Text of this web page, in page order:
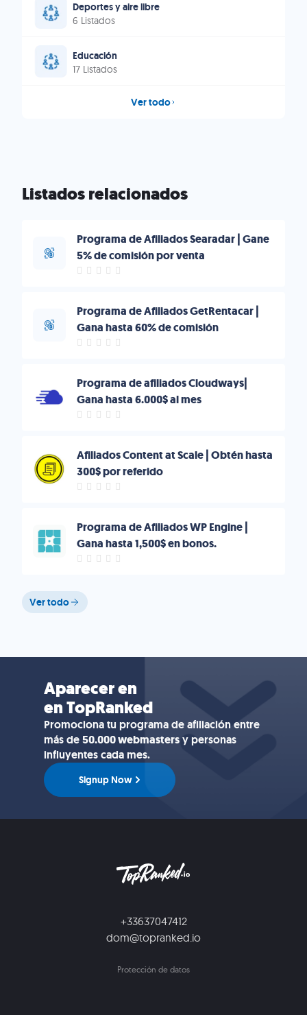
Deportes y aire libre
6 Listados
Educación
17 Listados
Ver todo
Listados relacionados
Programa de Afiliados Searadar | Gane
5% de comisión por venta
Programa de Afiliados GetRentacar |
Gana hasta 60% de comisión
Programa de afiliados Cloudways|
Gana hasta 6.000$ al mes
Afiliados Content at Scale | Obtén hasta
300$ por referido
Programa de Afiliados WP Engine |
Gana hasta 1,500$ en bonos.
Ver todo
Aparecer en
en TopRanked
Promociona tu programa de afiliación entre
más de50.000 webmastersy personas
influyentes cada mes.
Signup Now
+33637047412
dom@topranked.io
Protección de datos